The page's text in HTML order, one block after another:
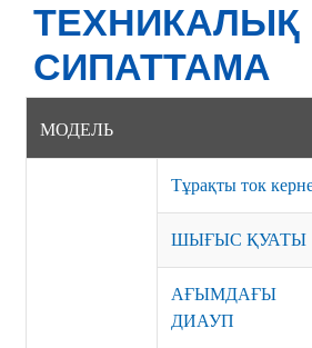
ТЕХНИКАЛЫҚ
СИПАТТАМА
МОДЕЛЬ
Тұрақты ток
ШЫҒЫС ҚУАТЫ
АҒЫМДАҒЫ
ДИАУП